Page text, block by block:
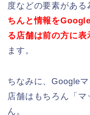
度などの要素がある
ちんと情報を
る店舗は前の方に表
ます。
ちなみに、Google
店舗はもちろん「
ん。